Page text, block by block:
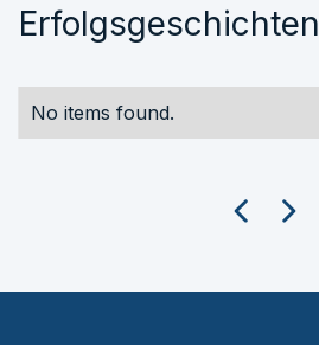
Erfolgsgeschichten
No items found.